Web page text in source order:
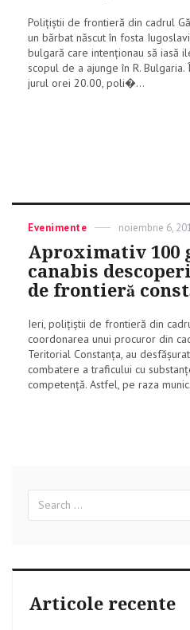
Poliţiştii de frontieră din cadrul
un bărbat născut în fosta
bulgară care intenţionau să iasă
scopul de a ajunge în R.
jurul orei 20.00, poli�...
Categories
Evenimente
Posted
noiembrie 6,
Aproximativ 100
canabis
de frontieră
Ieri, poliţiştii de frontieră din
coordonarea unui procuror din
Teritorial Constanţa, au
combatere a traficului cu
competenţă. Astfel, pe raza
for:
Articole recente